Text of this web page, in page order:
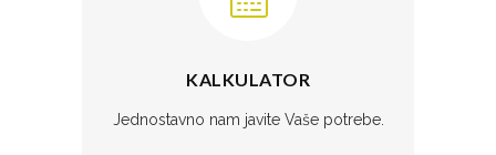
KALKULATOR
Jednostavno nam javite Vaše potrebe.